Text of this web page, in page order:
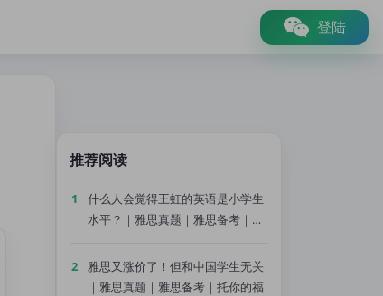
登陆
推荐阅读
1
什么人会觉得王虹的英语是小学生
水平？｜雅思真题｜雅思备考｜托
2
雅思又涨价了！但和中国学生无关
｜雅思真题｜雅思备考｜托你的福